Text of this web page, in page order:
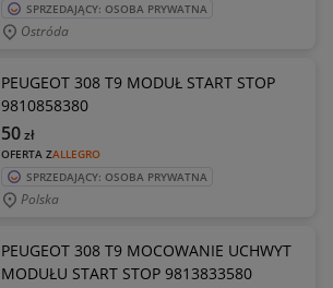
SPRZEDAJĄCY: OSOBA PRYWATNA
Ostróda
PEUGEOT 308 T9 MODUŁ START STOP
9810858380
OFERTA ZALLEGRO
50zł
SPRZEDAJĄCY: OSOBA PRYWATNA
Polska
PEUGEOT 308 T9 MOCOWANIE UCHWYT
MODUŁU START STOP 9813833580